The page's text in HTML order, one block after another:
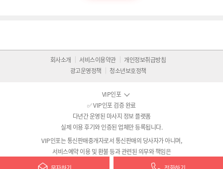
회사소개 서비스이용약관
개인정보취급방침
광고운영정책
청소년보호정책
VIP인포
✅ VIP인포 검증 완료
다년간 운영된 마사지 정보 플랫폼
실제 이용 후기와 인증된 업체만 등록됩니다.
VIP인포는 통신판매중개자로서 통신판매의 당사자가 아니며,
서비스예약 이용 및 환불 등과 관련된 의무와 책임은